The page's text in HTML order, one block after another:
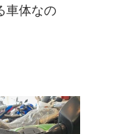
車体なの